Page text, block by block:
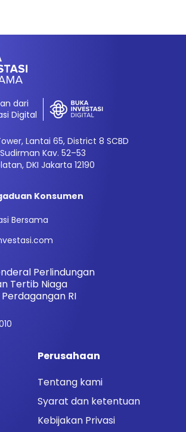
dari
Digital
Lantai 65, District 8 SCBD
Kav. 52–53
DKI Jakarta 12190
Konsumen
Bersama
Perlindungan
Tertib Niaga
RI
Perusahaan
Tentang kami
Syarat dan ketentuan
Kebijakan Privasi